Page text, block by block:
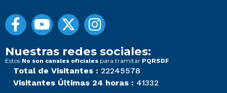
Nuestras redes sociales:
Estos No son canales oficiales para tramitar PQRSDF
Total de Visitantes : 22245578
Visitantes Últimas 24 horas : 41332